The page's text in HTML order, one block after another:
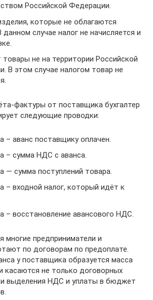
Российской Федерации.
которые не облагаются
данном случае налог не начисляется и
товары не на территории Российской
В этом случае налогом товар не
фактуры от поставщика бухгалтер
следующие проводки:
– аванс поставщику оплачен.
– сумма НДС с аванса.
— сумма поступлений товара.
– входной налог, который идёт к
– восстановление авансового НДС.
многие предприниматели и
по договорам по предоплате.
у поставщика образуется масса
касаются не только договорных
и выделения НДС и уплаты в бюджет